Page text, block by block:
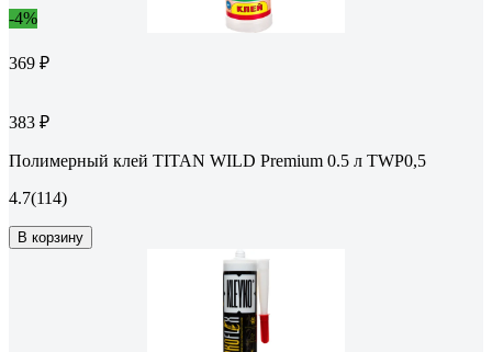
-4%
369 ₽
383 ₽
Полимерный клей TITAN WILD Premium 0.5 л TWP0,5
4.7(114)
В корзину